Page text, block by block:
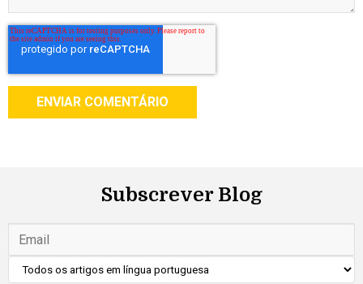
Subscrever Blog